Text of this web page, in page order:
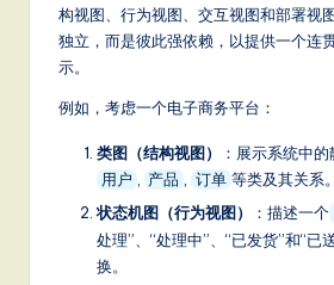
构视图、行为视图、交互视图和部署视
独立，而是彼此强依赖，以提供一个连
示。
例如，考虑一个电子商务平台：
类图（结构视图） ：展示系统中
用户 , 产品 , 订单 等类及其关系。
状态机图（行为视图）
：描述一个
处理”、“处理中”、“已发货”和“已
换。